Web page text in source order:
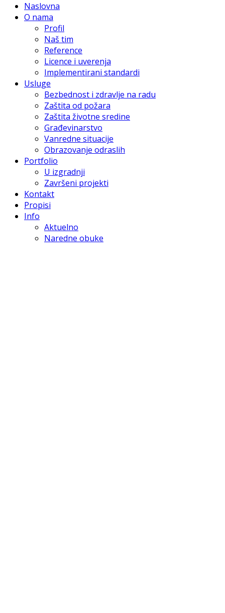
Naslovna
O nama
Profil
Naš tim
Reference
Licence i uverenja
Implementirani standardi
Usluge
Bezbednost i zdravlje na radu
Zaštita od požara
Zaštita životne sredine
Građevinarstvo
Vanredne situacije
Obrazovanje odraslih
Portfolio
U izgradnji
Završeni projekti
Kontakt
Propisi
Info
Aktuelno
Naredne obuke